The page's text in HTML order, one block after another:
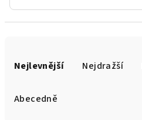
Nejlevnější Nejdražší
Abecedně